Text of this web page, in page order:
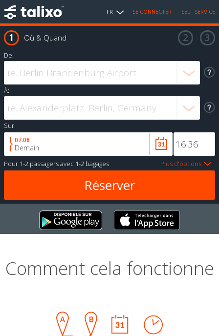
FR SE CONNECTER SELF SERVICE
Où & Quand
De:
À:
Sur:
07.08
Demain
Pour 1-2 passagersavec 1-2 bagages Plus d'options
Comment cela fonctionne